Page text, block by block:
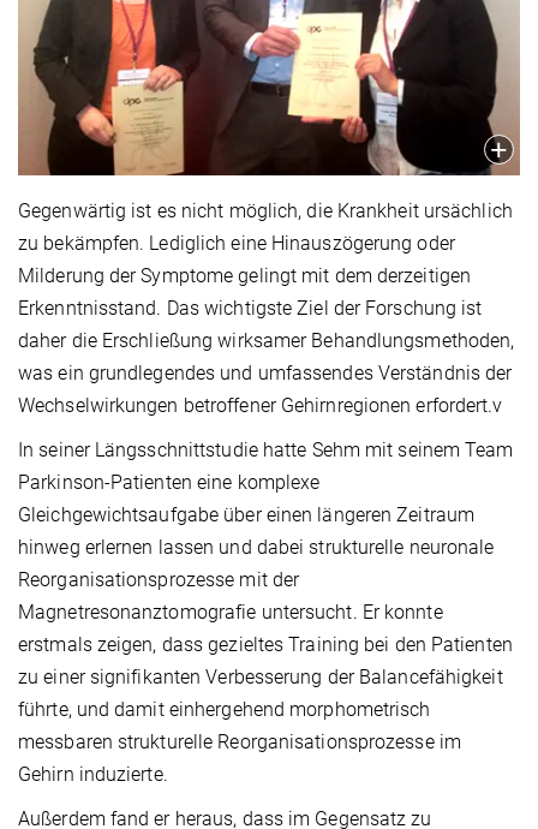
Gegenwärtig ist es nicht möglich, die Krankheit ursächlich
zu bekämpfen. Lediglich eine Hinauszögerung oder
Milderung der Symptome gelingt mit dem derzeitigen
Erkenntnisstand. Das wichtigste Ziel der Forschung ist
daher die Erschließung wirksamer Behandlungsmethoden,
was ein grundlegendes und umfassendes Verständnis der
Wechselwirkungen betroffener Gehirnregionen erfordert.v
In seiner Längsschnittstudie hatte Sehm mit seinem Team
Parkinson-Patienten eine komplexe
Gleichgewichtsaufgabe über einen längeren Zeitraum
hinweg erlernen lassen und dabei strukturelle neuronale
Reorganisationsprozesse mit der
Magnetresonanztomografie untersucht. Er konnte
erstmals zeigen, dass gezieltes Training bei den Patienten
zu einer signifikanten Verbesserung der Balancefähigkeit
führte, und damit einhergehend morphometrisch
messbaren strukturelle Reorganisationsprozesse im
Gehirn induzierte.
Außerdem fand er heraus, dass im Gegensatz zu